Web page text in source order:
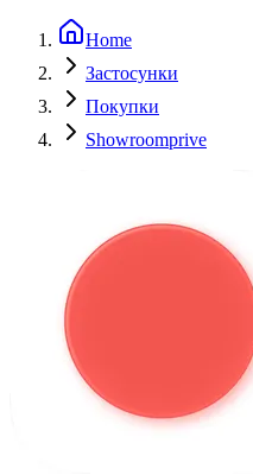
Home
Застосунки
Покупки
Showroomprive